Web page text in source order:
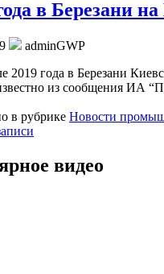
в Березани
adminGWP
2019 гoдa в Березани
из сообщения ИА
в рубрике Новости
видео